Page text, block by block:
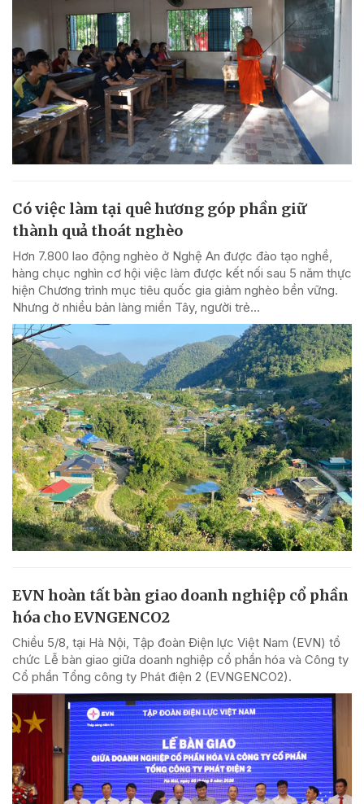
Có việc làm tại quê hương góp phần giữ
thành quả thoát nghèo
Hơn 7.800 lao động nghèo ở Nghệ An được đào tạo nghề,
hàng chục nghìn cơ hội việc làm được kết nối sau 5 năm thực
hiện Chương trình mục tiêu quốc gia giảm nghèo bền vững.
Nhưng ở nhiều bản làng miền Tây, người trẻ...
EVN hoàn tất bàn giao doanh nghiệp cổ phần
hóa cho EVNGENCO2
Chiều 5/8, tại Hà Nội, Tập đoàn Điện lực Việt Nam (EVN) tổ
chức Lễ bàn giao giữa doanh nghiệp cổ phần hóa và Công ty
Cổ phần Tổng công ty Phát điện 2 (EVNGENCO2).